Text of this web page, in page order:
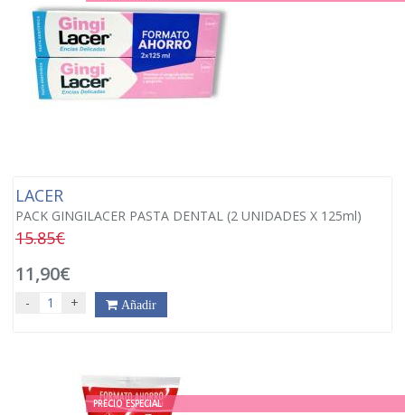
LACER
PACK GINGILACER PASTA DENTAL (2 UNIDADES X 125ml)
15.85€
11,90€
- + Añadir
PRECIO ESPECIAL